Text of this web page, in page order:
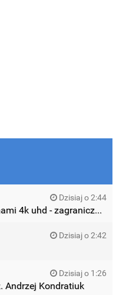
Dzisiaj o 2:44
Zapowiedzi wydań z filmami 4k uhd - zagraniczne wydania
Dzisiaj o 2:42
Dzisiaj o 1:26
Andrzej Kondratiuk